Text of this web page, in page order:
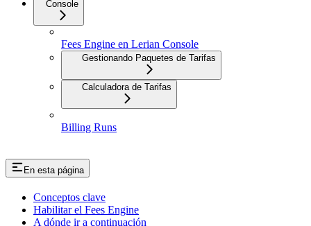
Console
Fees Engine en Lerian Console
Gestionando Paquetes de Tarifas
Calculadora de Tarifas
Billing Runs
En esta página
Conceptos clave
Habilitar el Fees Engine
A dónde ir a continuación